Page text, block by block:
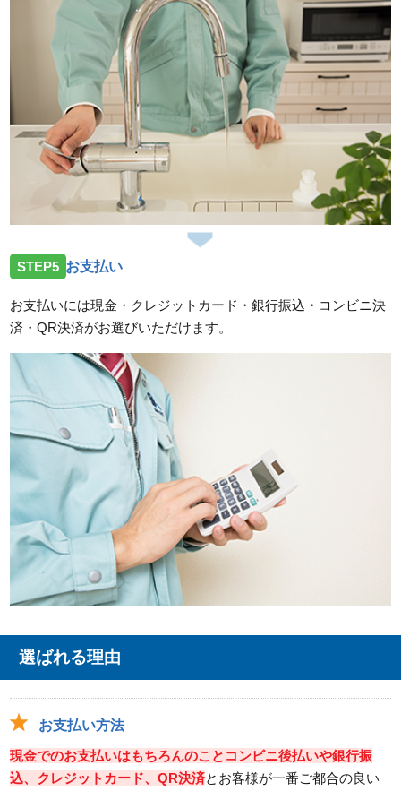
STEP5 お支払い
お支払いには現金・クレジットカード・銀行振込・コンビニ決
済・QR決済がお選びいただけます。
選ばれる理由
お支払い方法
現金でのお支払いはもちろんのことコンビニ後払いや銀行振
込、クレジットカード、QR決済とお客様が一番ご都合の良い